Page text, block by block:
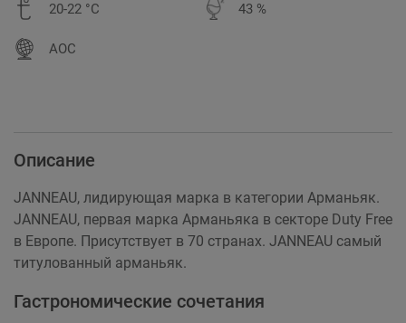
20-22 °C 43 %
AOC
Описание
JANNEAU, лидирующая марка в категории Арманьяк.
JANNEAU, первая марка Арманьяка в секторе Duty Free
в Европе. Присутствует в 70 странах. JANNEAU самый
титулованный арманьяк.
Гастрономические сочетания